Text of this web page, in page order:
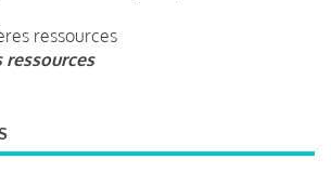
ressources
ressources